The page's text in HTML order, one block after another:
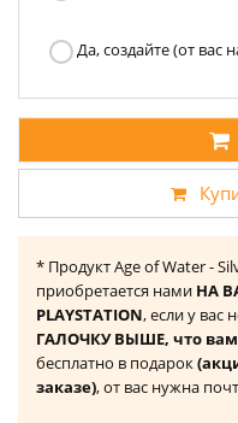
Да, создайте (от вас
* Продукт Age of Water -
приобретается нами НА
PLAYSTATION, если у вас
ГАЛОЧКУ ВЫШЕ, что вам
бесплатно в подарок
заказе), от вас нужна